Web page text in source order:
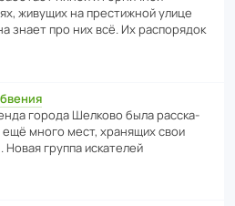
живущих на прес­ти­жной улице
знает про них всё. Их распо­рядок
города Шелково была расска­
много мест, хранящих свои
группа иска­телей